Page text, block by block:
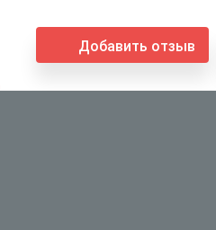
Добавить отзыв